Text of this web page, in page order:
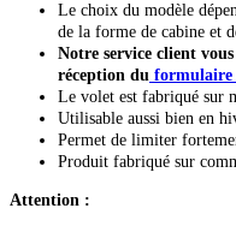
Le choix du modèle
de la forme de cabine et
Notre service client
réception du formulaire
Le volet est fabriqué sur
Utilisable aussi bien en
Permet de limiter
Produit fabriqué sur
Attention :